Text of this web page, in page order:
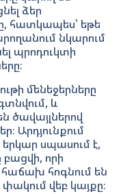
ձեր
հատկապես՝ եթե
նկարում
պրոդուկտի
մենեջերները
և
ծավայլներով
Արդյունքում
սպասում է,
բացվի, որի
հաճախ հոգնում են
վեբ կայքը։